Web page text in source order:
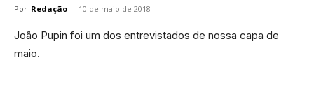
Por Redação - 10 de maio de 2018
João Pupin foi um dos entrevistados de nossa capa de
maio.